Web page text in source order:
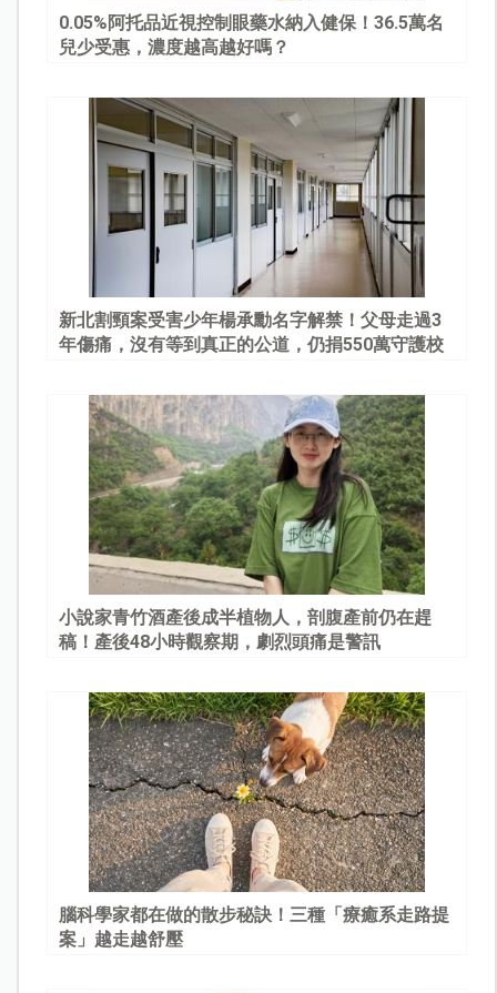
0.05%阿托品近視控制眼藥水納入健保！36.5萬名
兒少受惠，濃度越高越好嗎？
新北割頸案受害少年楊承勳名字解禁！父母走過3
年傷痛，沒有等到真正的公道，仍捐550萬守護校
小說家青竹酒產後成半植物人，剖腹產前仍在趕
稿！產後48小時觀察期，劇烈頭痛是警訊
腦科學家都在做的散步秘訣！三種「療癒系走路提
案」越走越舒壓